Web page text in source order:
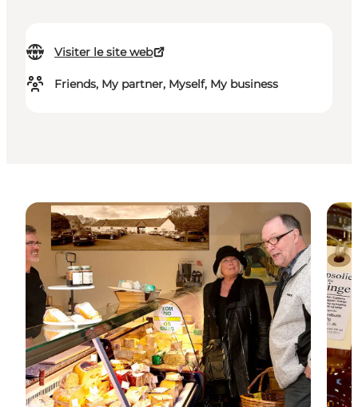
Visiter le site web
Friends, My partner, Myself, My business